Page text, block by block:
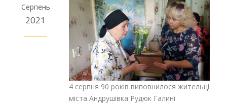
Серпень
2021
4 серпня 90 років виповнилося жительці
міста Андрушівка Рудюк Галині